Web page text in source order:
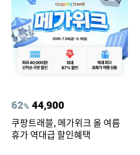
62% 44,900
쿠팡트래블, 메가위크 올 여름
휴가 역대급 할인혜택